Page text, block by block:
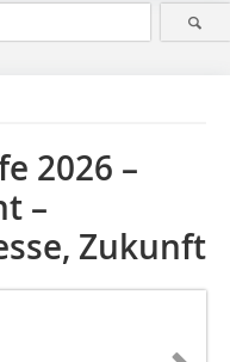
2026 –
–
Zukunft